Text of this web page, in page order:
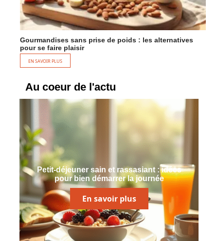
Gourmandises sans prise de poids : les alternatives
pour se faire plaisir
EN SAVOIR PLUS
Au coeur de l'actu
Petit-déjeuner sain et rassasiant : idées
pour bien démarrer la journée
En savoir plus